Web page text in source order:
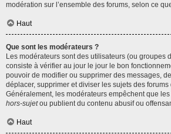
modération sur l’ensemble des forums, selon ce
Haut
Que sont les modérateurs ?
Les modérateurs sont des utilisateurs (ou groupes
consiste à vérifier au jour le jour le bon
pouvoir de modifier ou supprimer des messages,
déplacer, supprimer et diviser les sujets des forums
Généralement, les modérateurs empêchent que
hors-sujetou publient du contenu abusif ou
Haut